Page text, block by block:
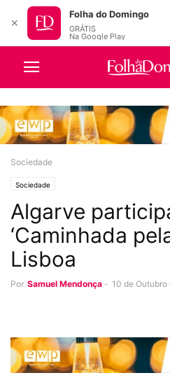
Sociedade
Sociedade
Algarve
‘Caminhada
Lisboa
Por Samuel Mendonça - 10 de Outubro
✕
Folha do Domingo
GRÁTIS
Na Google Play